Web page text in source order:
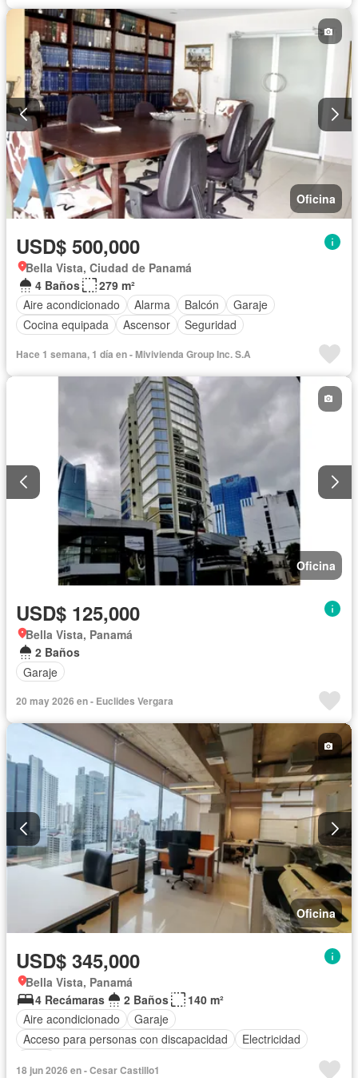
Oficina
USD$ 500,000
Bella Vista, Ciudad de Panamá
4 Baños
279 m²
Aire acondicionado
Alarma Balcón
Garaje
Cocina equipada
Ascensor Seguridad
Hace 1 semana, 1 día en - Mivivienda Group Inc. S.A
Oficina
USD$ 125,000
Bella Vista, Panamá
2 Baños
Garaje
20 may 2026 en - Euclides Vergara
Oficina
USD$ 345,000
Bella Vista, Panamá
4 Recámaras
2 Baños
140 m²
Aire acondicionado
Garaje
Acceso para personas con discapacidad
Electricidad
18 jun 2026 en - Cesar Castillo1